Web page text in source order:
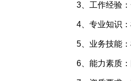
3、工作经验
4、专业知识
5、业务技能
6、能力素质